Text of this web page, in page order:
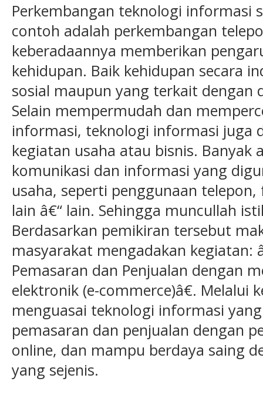
Perkembangan teknologi informasi
contoh adalah perkembangan
keberadaannya memberikan
kehidupan. Baik kehidupan secara
sosial maupun yang terkait dengan
Selain mempermudah dan
informasi, teknologi informasi juga
kegiatan usaha atau bisnis. Banyak
komunikasi dan informasi yang
usaha, seperti penggunaan
lain â€“ lain. Sehingga muncullah
Berdasarkan pemikiran tersebut
masyarakat mengadakan kegiatan:
Pemasaran dan Penjualan dengan
elektronik (e-commerce)â€. Melalui
menguasai teknologi informasi
pemasaran dan penjualan dengan
online, dan mampu berdaya saing
yang sejenis.